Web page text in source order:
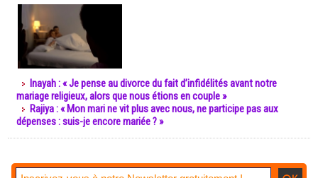
Inayah : « Je pense au divorce du fait d’infidélités avant notre
mariage religieux, alors que nous étions en couple »
Rajiya : « Mon mari ne vit plus avec nous, ne participe pas aux
dépenses : suis-je encore mariée ? »